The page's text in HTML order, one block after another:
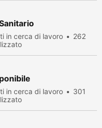
in cerca di lavoro
262
in cerca di lavoro
301